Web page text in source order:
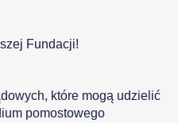
Fundacji!
które mogą udzielić
pomostowego